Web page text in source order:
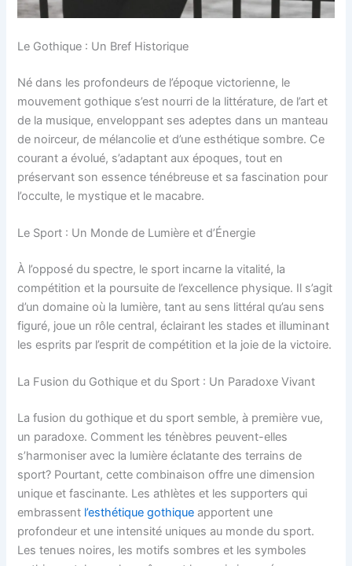
Le Gothique : Un Bref Historique
Né dans les profondeurs de l’époque victorienne, le
mouvement gothique s’est nourri de la littérature, de l’art et
de la musique, enveloppant ses adeptes dans un manteau
de noirceur, de mélancolie et d’une esthétique sombre. Ce
courant a évolué, s’adaptant aux époques, tout en
préservant son essence ténébreuse et sa fascination pour
l’occulte, le mystique et le macabre.
Le Sport : Un Monde de Lumière et d’Énergie
À l’opposé du spectre, le sport incarne la vitalité, la
compétition et la poursuite de l’excellence physique. Il s’agit
d’un domaine où la lumière, tant au sens littéral qu’au sens
figuré, joue un rôle central, éclairant les stades et illuminant
les esprits par l’esprit de compétition et la joie de la victoire.
La Fusion du Gothique et du Sport : Un Paradoxe Vivant
La fusion du gothique et du sport semble, à première vue,
un paradoxe. Comment les ténèbres peuvent-elles
s’harmoniser avec la lumière éclatante des terrains de
sport? Pourtant, cette combinaison offre une dimension
unique et fascinante. Les athlètes et les supporters qui
embrassent l’esthétique gothique apportent une
profondeur et une intensité uniques au monde du sport.
Les tenues noires, les motifs sombres et les symboles